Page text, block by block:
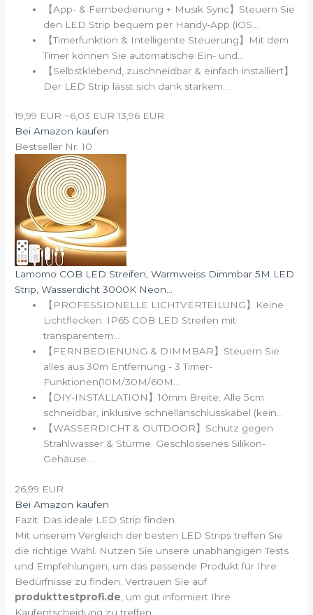
【App- & Fernbedienung + Musik Sync】Steuern Sie
den LED Strip bequem per Handy-App (iOS...
【Timerfunktion & Intelligente Steuerung】Mit dem
Timer können Sie automatische Ein- und...
【Selbstklebend, zuschneidbar & einfach installiert】
Der LED Strip lässt sich dank starkem...
19,99 EUR −6,03 EUR 13,96 EUR
Bei Amazon kaufen
Bestseller Nr. 10
Lamomo COB LED Streifen, Warmweiss Dimmbar 5M LED
Strip, Wasserdicht 3000K Neon...
【PROFESSIONELLE LICHTVERTEILUNG】Keine
Lichtflecken. IP65 COB LED Streifen mit
transparentem...
【FERNBEDIENUNG & DIMMBAR】Steuern Sie
alles aus 30m Entfernung - 3 Timer-
Funktionen(10M/30M/60M...
【DIY-INSTALLATION】10mm Breite; Alle 5cm
schneidbar, inklusive schnellanschlusskabel (kein...
【WASSERDICHT & OUTDOOR】Schutz gegen
Strahlwasser & Stürme. Geschlossenes Silikon-
Gehäuse...
26,99 EUR
Bei Amazon kaufen
Fazit: Das ideale LED Strip finden
Mit unserem Vergleich der besten LED Strips treffen Sie
die richtige Wahl. Nutzen Sie unsere unabhängigen Tests
und Empfehlungen, um das passende Produkt für Ihre
Bedürfnisse zu finden. Vertrauen Sie auf
produkttestprofi.de , um gut informiert Ihre
Kaufentscheidung zu treffen.